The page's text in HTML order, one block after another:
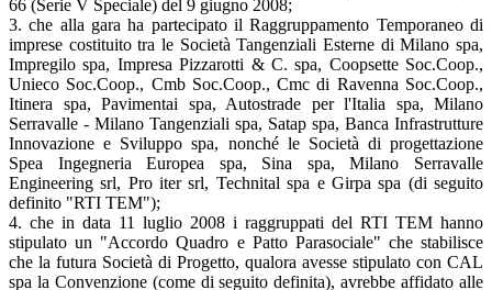
66 (Serie V Speciale) del 9 giugno 2008;
3. che alla gara ha partecipato il Raggruppamento Temporaneo di
imprese costituito tra le Società Tangenziali Esterne di Milano spa,
Impregilo spa, Impresa Pizzarotti & C. spa, Coopsette Soc.Coop.,
Unieco Soc.Coop., Cmb Soc.Coop., Cmc di Ravenna Soc.Coop.,
Itinera spa, Pavimentai spa, Autostrade per l'Italia spa, Milano
Serravalle - Milano Tangenziali spa, Satap spa, Banca Infrastrutture
Innovazione e Sviluppo spa, nonché le Società di progettazione
Spea Ingegneria Europea spa, Sina spa, Milano Serravalle
Engineering srl, Pro iter srl, Technital spa e Girpa spa (di seguito
definito "RTI TEM");
4. che in data 11 luglio 2008 i raggruppati del RTI TEM hanno
stipulato un "Accordo Quadro e Patto Parasociale" che stabilisce
che la futura Società di Progetto, qualora avesse stipulato con CAL
spa la Convenzione (come di seguito definita), avrebbe affidato alle